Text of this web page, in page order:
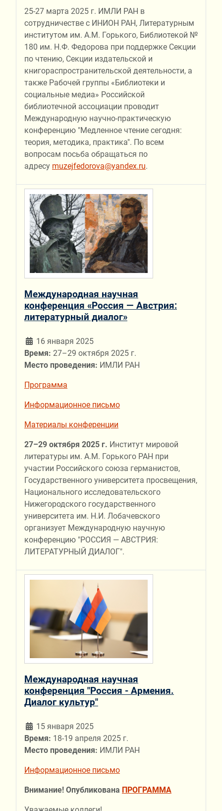
25-27 марта 2025 г. ИМЛИ РАН в
сотрудничестве с ИНИОН РАН, Литературным
институтом им. А.М. Горького, Библиотекой №
180 им. Н.Ф. Федорова при поддержке Секции
по чтению, Секции издательской и
книгораспространительской деятельности, а
также Рабочей группы «Библиотеки и
социальные медиа» Российской
библиотечной ассоциации проводит
Международную научно-практическую
конференцию "Медленное чтение сегодня:
теория, методика, практика". По всем
вопросам посьба обращаться по
адресу muzejfedorova@yandex.ru.
Международная научная
конференция «Россия — Австрия:
литературный диалог»
16 января 2025
Время: 27–29 октября 2025 г.
Место проведения: ИМЛИ РАН
Программа
Информационное письмо
Материалы конференции
27–29 октября 2025 г. Институт мировой
литературы им. А.М. Горького РАН при
участии Российского союза германистов,
Государственного университета просвещения,
Национального исследовательского
Нижегородского государственного
университета им. Н.И. Лобачевского
организует Международную научную
конференцию "РОССИЯ — АВСТРИЯ:
ЛИТЕРАТУРНЫЙ ДИАЛОГ".
Международная научная
конференция "Россия - Армения.
Диалог культур"
15 января 2025
Время: 18-19 апреля 2025 г.
Место проведения: ИМЛИ РАН
Информационное письмо
Внимание! Опубликована ПРОГРАММА